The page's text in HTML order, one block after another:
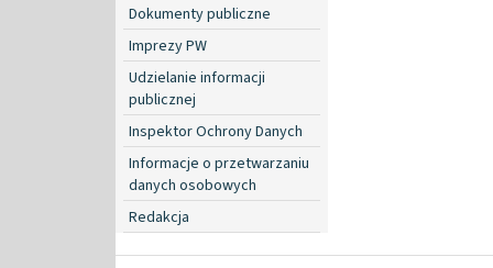
Dokumenty publiczne
Imprezy PW
Udzielanie informacji
publicznej
Inspektor Ochrony Danych
Informacje o przetwarzaniu
danych osobowych
Redakcja